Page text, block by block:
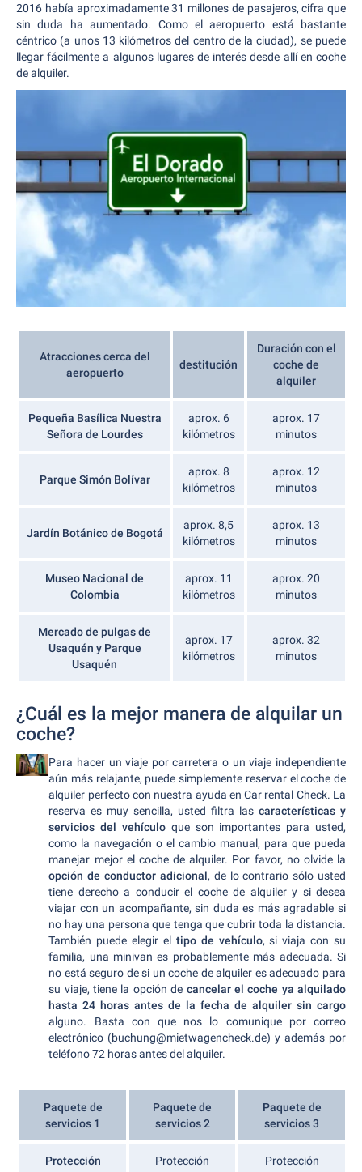
2016 había aproximadamente 31 millones de pasajeros, cifra que
sin duda ha aumentado. Como el aeropuerto está bastante
céntrico (a unos 13 kilómetros del centro de la ciudad), se puede
llegar fácilmente a algunos lugares de interés desde allí en coche
de alquiler.
Atracciones cerca del
aeropuerto
destitución
Duración con el
coche de
alquiler
Pequeña Basílica Nuestra
Señora de Lourdes
aprox. 6
kilómetros
aprox. 17
minutos
Parque Simón Bolívar
aprox. 8
kilómetros
aprox. 12
minutos
Jardín Botánico de Bogotá
aprox. 8,5
kilómetros
aprox. 13
minutos
Museo Nacional de
Colombia
aprox. 11
kilómetros
aprox. 20
minutos
Mercado de pulgas de
Usaquén y Parque
Usaquén
aprox. 17
kilómetros
aprox. 32
minutos
¿Cuál es la mejor manera de alquilar un
coche?
Para hacer un viaje por carretera o un viaje independiente
aún más relajante, puede simplemente reservar el coche de
alquiler perfecto con nuestra ayuda en Car rental Check. La
reserva es muy sencilla, usted filtra lascaracterísticas y
servicios del vehículoque son importantes para usted,
como la navegación o el cambio manual, para que pueda
manejar mejor el coche de alquiler. Por favor, no olvide la
opción de conductor adicional, de lo contrario sólo usted
tiene derecho a conducir el coche de alquiler y si desea
viajar con un acompañante, sin duda es más agradable si
no hay una persona que tenga que cubrir toda la distancia.
También puede elegir el tipo de vehículo, si viaja con su
familia, una minivan es probablemente más adecuada. Si
no está seguro de si un coche de alquiler es adecuado para
su viaje, tiene la opción de cancelar el coche ya alquilado
hasta 24 horas antes de la fecha de alquiler sin cargo
alguno. Basta con que nos lo comunique por correo
electrónico (buchung@mietwagencheck.de) y además por
teléfono 72 horas antes del alquiler.
Paquete de
servicios 1
Paquete de
servicios 2
Paquete de
servicios 3
Protección
Protección
Protección